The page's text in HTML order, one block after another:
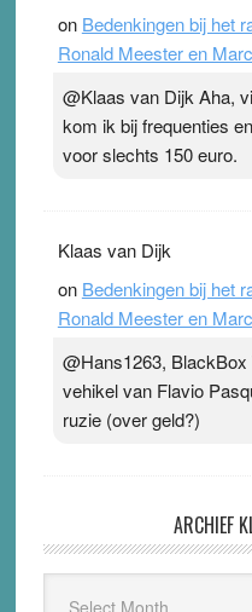
on Bedenkingen bij het
Ronald Meester en
@Klaas van Dijk Aha,
kom ik bij frequenties
voor slechts 150 euro.
Klaas van Dijk
on Bedenkingen bij het
Ronald Meester en
@Hans1263,
vehikel van Flavio
ruzie (over geld?)
ARCHIEF